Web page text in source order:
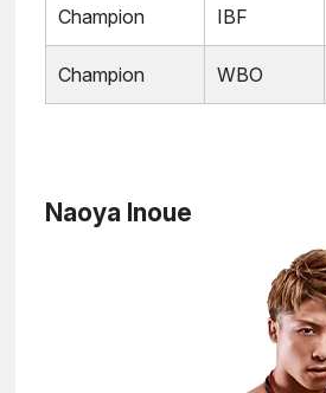
Champion IBF
Champion WBO
Naoya Inoue